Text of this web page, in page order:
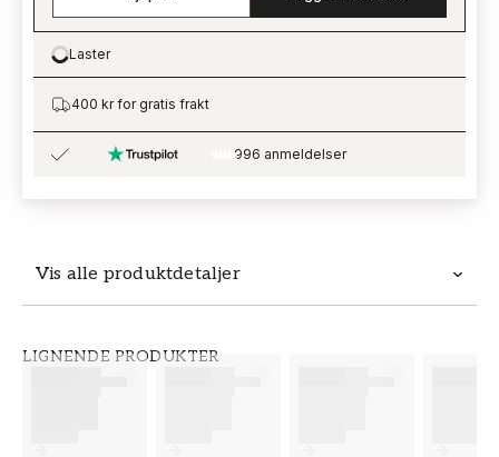
Vis alle produktdetaljer
LIGNENDE PRODUKTER
Loading…
Laster
400 kr for gratis frakt
996 anmeldelser